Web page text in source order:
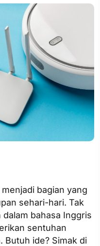
bagian yang
sehari-hari. Tak
bahasa Inggris
sentuhan
Butuh ide? Simak di